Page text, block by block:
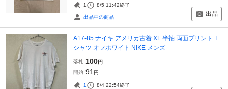
1 8/5 11:42終了
出品中の商品 出品
A17-85 ナイキ アメリカ古着 XL 半袖 両面プリント T
シャツ オフホワイト NIKE メンズ
落札 100円
開始 91 円
1 8/4 22:54終了